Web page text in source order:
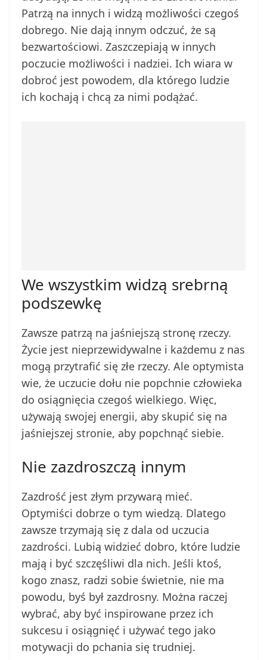
Patrzą na innych i widzą możliwości czegoś
dobrego. Nie dają innym odczuć, że są
bezwartościowi. Zaszczepiają w innych
poczucie możliwości i nadziei. Ich wiara w
dobroć jest powodem, dla którego ludzie
ich kochają i chcą za nimi podążać.
We wszystkim widzą srebrną
podszewkę
Zawsze patrzą na jaśniejszą stronę rzeczy.
Życie jest nieprzewidywalne i każdemu z nas
mogą przytrafić się złe rzeczy. Ale optymista
wie, że uczucie dołu nie popchnie człowieka
do osiągnięcia czegoś wielkiego. Więc,
używają swojej energii, aby skupić się na
jaśniejszej stronie, aby popchnąć siebie.
Nie zazdroszczą innym
Zazdrość jest złym przywarą mieć.
Optymiści dobrze o tym wiedzą. Dlatego
zawsze trzymają się z dala od uczucia
zazdrości. Lubią widzieć dobro, które ludzie
mają i być szczęśliwi dla nich. Jeśli ktoś,
kogo znasz, radzi sobie świetnie, nie ma
powodu, byś był zazdrosny. Można raczej
wybrać, aby być inspirowane przez ich
sukcesu i osiągnięć i używać tego jako
motywacji do pchania się trudniej.